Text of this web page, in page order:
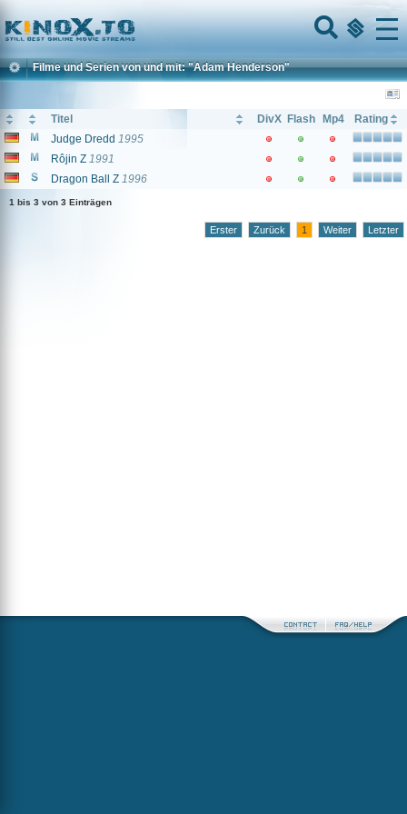
Home
Menu
Filme und Serien von und mit: "Adam Henderson"
Titel DivX Flash Mp4
Rating
Judge Dredd 1995
Rôjin Z 1991
Dragon Ball Z 1996
1 bis 3 von 3 Einträgen
Erster Zurück 1 Weiter Letzter